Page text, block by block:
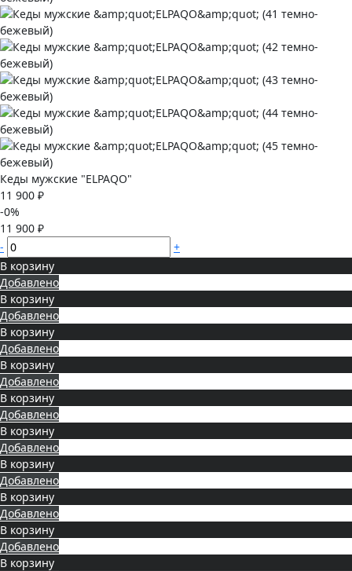
Кеды мужские "ELPAQO"
11 900 ₽
-0%
11 900 ₽
-
+
В корзину
Добавлено
В корзину
Добавлено
В корзину
Добавлено
В корзину
Добавлено
В корзину
Добавлено
В корзину
Добавлено
В корзину
Добавлено
В корзину
Добавлено
В корзину
Добавлено
В корзину